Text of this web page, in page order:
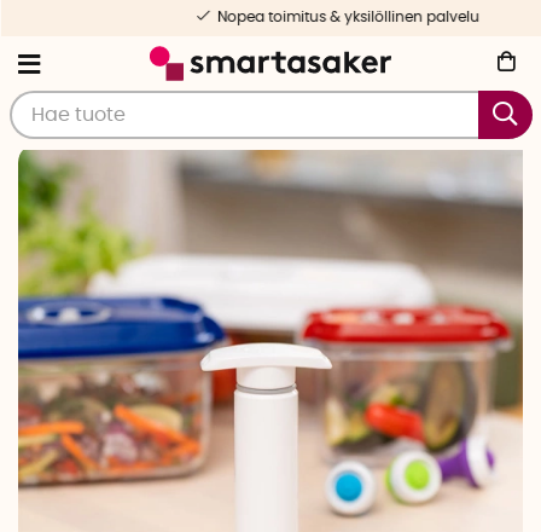
Nopea toimitus & yksilöllinen palvelu